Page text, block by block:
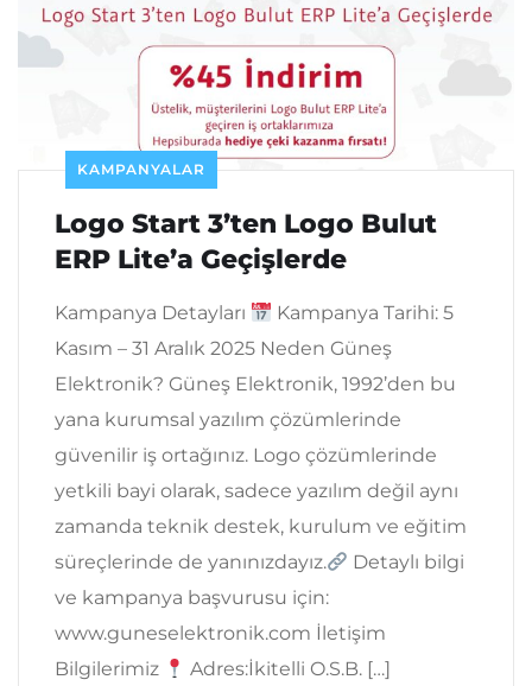
KAMPANYALAR
Logo Start 3’ten Logo Bulut
ERP Lite’a Geçişlerde
Kampanya Detayları
Kampanya Tarihi: 5
Kasım – 31 Aralık 2025 Neden Güneş
Elektronik? Güneş Elektronik, 1992’den bu
yana kurumsal yazılım çözümlerinde
güvenilir iş ortağınız. Logo çözümlerinde
yetkili bayi olarak, sadece yazılım değil aynı
zamanda teknik destek, kurulum ve eğitim
süreçlerinde de yanınızdayız.
Detaylı bilgi
ve kampanya başvurusu için:
www.guneselektronik.com İletişim
Bilgilerimiz
Adres:İkitelli O.S.B. […]